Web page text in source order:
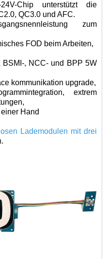
Chip unterstützt die
QC3.0 und AFC.
zum
FOD beim Arbeiten,
, NCC- und BPP 5W
kommunikation upgrade,
extrem
Hand
Lademodulen mit drei